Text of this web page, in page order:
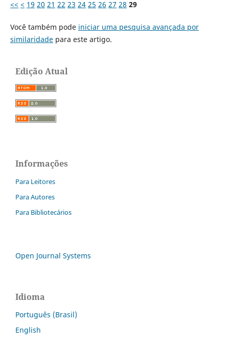
<< < 19 20 21 22 23 24 25 26 27 28 29
Você também pode iniciar uma pesquisa avançada por
similaridadepara este artigo.
Edição Atual
Informações
Para Leitores
Para Autores
Para Bibliotecários
Open Journal Systems
Idioma
Português (Brasil)
English